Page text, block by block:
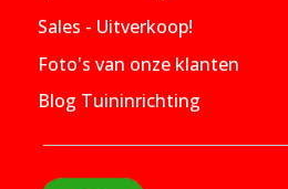
Sales - Uitverkoop!
Foto's van onze klanten
Blog Tuininrichting